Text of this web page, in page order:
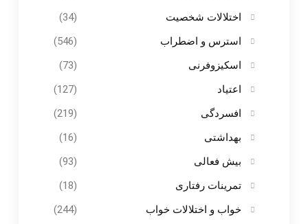
اختلالات شخصیت
(34)
استرس و اضطراب
(546)
اسکیزوفرنی
(73)
اعتیاد
(127)
افسردگی
(219)
بهداشتی
(16)
بیش فعالی
(93)
تمرینات رفتاری
(18)
خواب و اختلالات خواب
(244)